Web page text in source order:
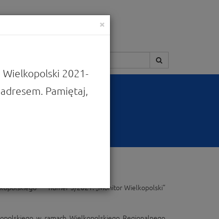
– numer 3/2021. „Monitor Wielkopolski”
×
2021-
Pamiętaj,